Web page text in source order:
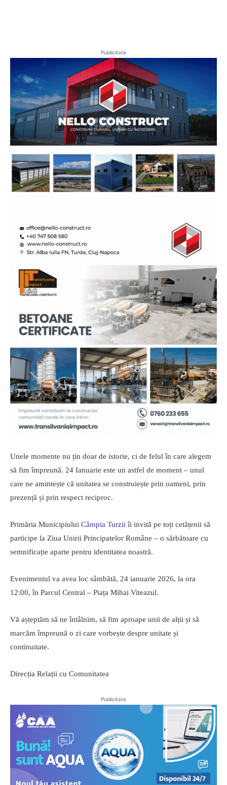
Publicitate
Unele momente nu țin doar de istorie, ci de felul în care alegem
să fim împreună. 24 Ianuarie este un astfel de moment – unul
care ne amintește că unitatea se construiește prin oameni, prin
prezență și prin respect reciproc.
Primăria Municipiului Câmpia Turzii îi invită pe toți cetățenii să
participe la Ziua Unirii Principatelor Române – o sărbătoare cu
semnificație aparte pentru identitatea noastră.
Evenimentul va avea loc sâmbătă, 24 ianuarie 2026, la ora
12:00, în Parcul Central – Piața Mihai Viteazul.
Vă așteptăm să ne întâlnim, să fim aproape unii de alții și să
marcăm împreună o zi care vorbește despre unitate și
continuitate.
Direcția Relații cu Comunitatea
Publicitate